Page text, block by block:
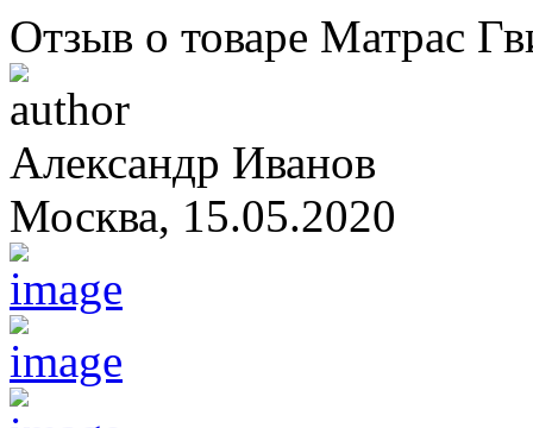
Отзыв о товаре Матрас
Александр Иванов
Москва, 15.05.2020